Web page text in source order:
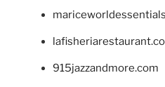
915jazzandmore.com